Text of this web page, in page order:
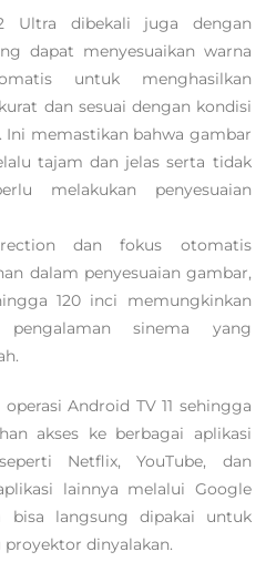
Ultra dibekali juga dengan
dapat menyesuaikan warna
untuk menghasilkan
dan sesuai dengan kondisi
Ini memastikan bahwa gambar
tajam dan jelas serta tidak
melakukan penyesuaian
dan fokus otomatis
dalam penyesuaian gambar,
120 inci memungkinkan
pengalaman sinema yang
Android TV 11 sehingga
akses ke berbagai aplikasi
Netflix, YouTube, dan
lainnya melalui Google
bisa langsung dipakai untuk
dinyalakan.